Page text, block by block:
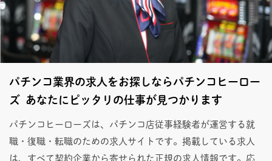
パチンコ業界の求人をお探しならパチンコヒーロー
ズ あなたにピッタリの仕事が見つかります
パチンコヒーローズは、パチンコ店従事経験者が運営する就
職・復職・転職のための求人サイトです。掲載している求人
は、すべて契約企業から寄せられた正規の求人情報です。応